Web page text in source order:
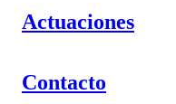
Actuaciones
Contacto